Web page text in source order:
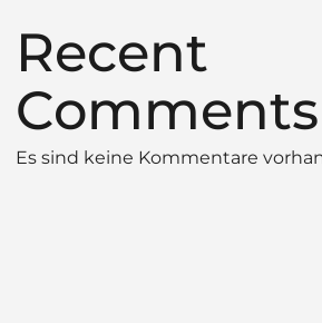
Recent
Comments
Es sind keine Kommentare